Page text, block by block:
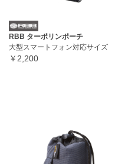
RBB ターポリンポーチ
大型スマートフォン対応サイズ
￥2,200